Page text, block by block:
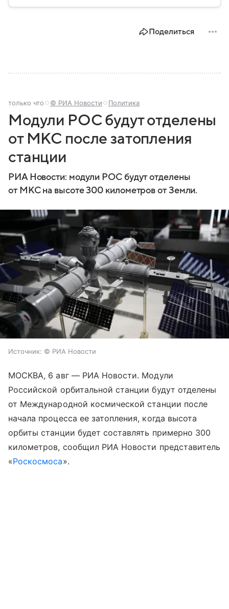
Поделиться
только что © РИА Новости Политика
Модули РОС будут отделены
от МКС после затопления
станции
РИА Новости: модули РОС будут отделены
от МКС на высоте 300 километров от Земли.
Источник: © РИА Новости
МОСКВА, 6 авг — РИА Новости. Модули
Российской орбитальной станции будут отделены
от Международной космической станции после
начала процесса ее затопления, когда высота
орбиты станции будет составлять примерно 300
километров, сообщил РИА Новости представитель
«Роскосмоса».